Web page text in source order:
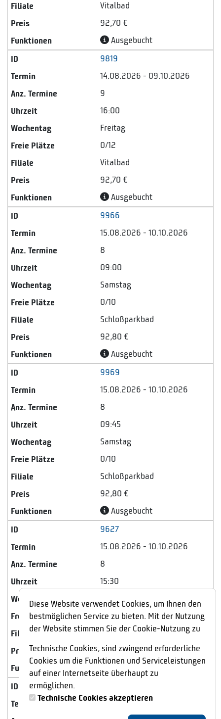
Vitalbad
92,70 €
Ausgebucht
9819
14.08.2026 - 09.10.2026
9
16:00
Freitag
0/12
Vitalbad
92,70 €
Ausgebucht
9966
15.08.2026 - 10.10.2026
8
09:00
Samstag
0/10
Schloßparkbad
92,80 €
Ausgebucht
9969
15.08.2026 - 10.10.2026
8
09:45
Samstag
0/10
Schloßparkbad
92,80 €
Ausgebucht
9627
15.08.2026 - 10.10.2026
8
15:30
Samstag
0/10
Hallenbad Huchting
92,80 €
Ausgebucht
17.08.2026 - 05.10.2026
Diese Website verwendet Cookies, um Ihnen den
bestmöglichen Service zu bieten. Mit der Nutzung
der Website stimmen Sie der Cookie-Nutzung zu
Technische Cookies, sind zwingend erforderliche
Cookies um die Funktionen und Serviceleistungen
auf einer Internetseite überhaupt zu
ermöglichen.
Technische Cookies akzeptieren